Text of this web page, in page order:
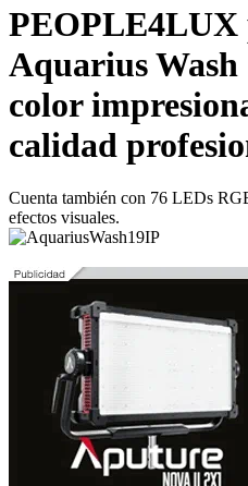
PEOPLE4LUX
Aquarius Wash
color
calidad
Cuenta también con 76 LEDs
efectos visuales.